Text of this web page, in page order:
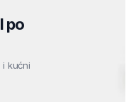
po
i kućni